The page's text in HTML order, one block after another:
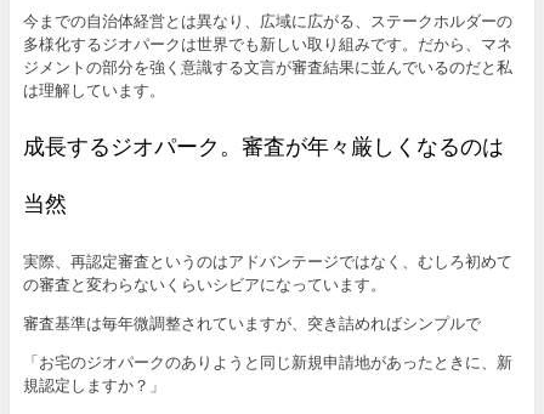
今までの自治体経営とは異なり、広域に広がる、ステークホルダーの
多様化するジオパークは世界でも新しい取り組みです。だから、マネ
ジメントの部分を強く意識する文言が審査結果に並んでいるのだと私
は理解しています。
成長するジオパーク。審査が年々厳しくなるのは
当然
実際、再認定審査というのはアドバンテージではなく、むしろ初めて
の審査と変わらないくらいシビアになっています。
審査基準は毎年微調整されていますが、突き詰めればシンプルで
「お宅のジオパークのありようと同じ新規申請地があったときに、新
規認定しますか？」